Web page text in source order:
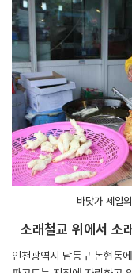
바닷가 제일
소래철교 위에서 소
인천광역시 남동구 논현동